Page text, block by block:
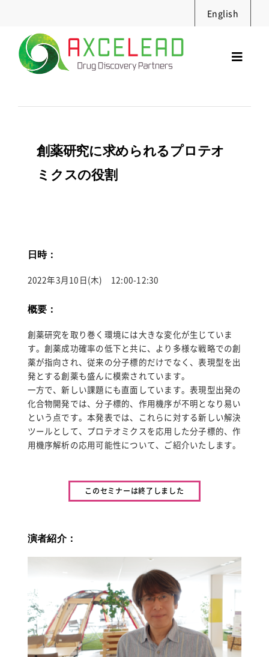
content
English
ニュース
Search
創薬研究に求められるプロテオ
ミクスの役割
日時：
2022年3月10日(木) 12:00-12:30
概要：
創薬研究を取り巻く環境には大きな変化が生じていま
す。創薬成功確率の低下と共に、より多様な戦略での創
薬が指向され、従来の分子標的だけでなく、表現型を出
発とする創薬も盛んに模索されています。
一方で、新しい課題にも直面しています。表現型出発の
化合物開発では、分子標的、作用機序が不明となり易い
という点です。本発表では、これらに対する新しい解決
ツールとして、プロテオミクスを応用した分子標的、作
用機序解析の応用可能性について、ご紹介いたします。
このセミナーは終了しました
演者紹介：